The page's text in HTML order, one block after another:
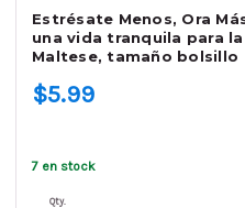
Estrésate Menos, Ora
una vida tranquila para
Maltese, tamaño bolsillo
$5.99
7 en stock
Qty.